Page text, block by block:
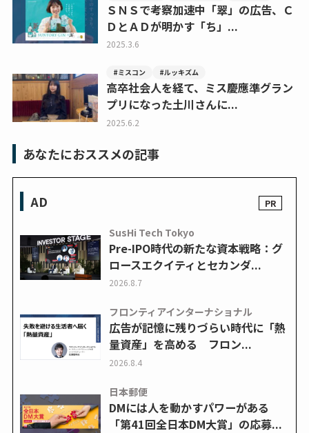
ＳＮＳで考察加速中「翠」の広告、Ｃ
ＤとＡＤが明かす「ち」...
2025.3.6
#ミスコン #ルッキズム
高卒社会人を経て、ミス慶應準グラン
プリになった土川さんに...
2025.6.2
あなたにおススメの記事
AD
SusHi Tech Tokyo
Pre-IPO時代の新たな資本戦略：グ
ロースエクイティとセカンダ...
2026.8.7
フロンティアインターナショナル
広告が記憶に残りづらい時代に「熱
量資産」を高める フロン...
2026.8.4
日本郵便
DMには人を動かすパワーがある
「第41回全日本DM大賞」の応募...